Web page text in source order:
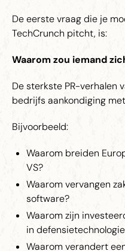
De eerste vraag die je
TechCrunch pitcht, is:
Waarom zou iemand
De sterkste PR-verhalen
bedrijfs aankondiging
Bijvoorbeeld:
Waarom breiden
VS?
Waarom vervangen
software?
Waarom zijn
in
Waarom verandert